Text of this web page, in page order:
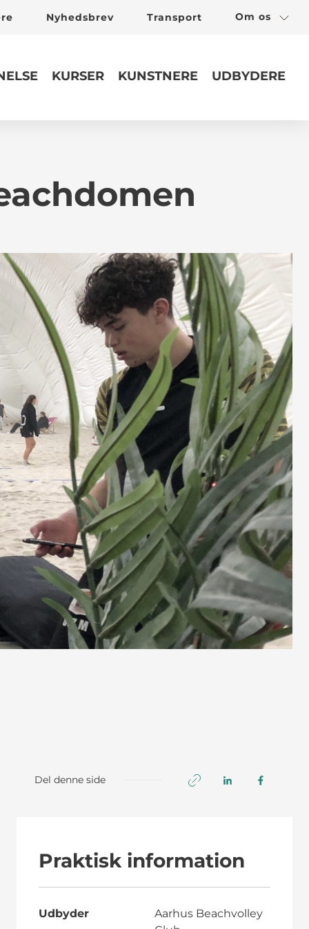
Nyhedsbrev Transport Om os
KURSER KUNSTNERE UDBYDERE
Del denne side
Praktisk information
Udbyder
Aarhus Beachvolley